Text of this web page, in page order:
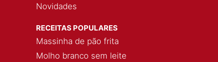
Novidades
RECEITAS POPULARES
Massinha de pão frita
Molho branco sem leite